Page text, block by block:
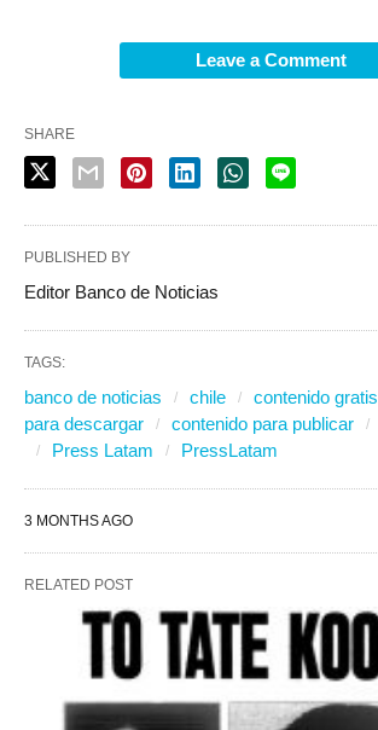
Leave a Comment
SHARE
PUBLISHED BY
Editor Banco de Noticias
TAGS:
banco de noticias chile contenido gratis
para descargar
contenido para publicar
Press Latam
PressLatam
3 MONTHS AGO
RELATED POST